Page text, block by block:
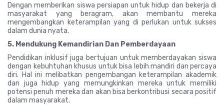
Dengan memberikan siswa persiapan untuk hidup dan bekerja di
masyarakat yang beragram, akan membantu mereka
mengembangkan keterampilan yang di perlukan untuk sukses
dalam dunia nyata.
5. Mendukung Kemandirian Dan Pemberdayaan
Pendidikan inklusif juga bertujuan untuk memberdayakan siswa
dengan kebuhtuhan khusus untuk bisa lebih mandiri dan percaya
diri. Hal ini melibatkan pengembangan keterampilan akademik
dan juga hidup yang memungkinkan mereka untuk memiliki
potensi penuh mereka dan akan bisa berkontribusi secara positif
dalam masyarakat.